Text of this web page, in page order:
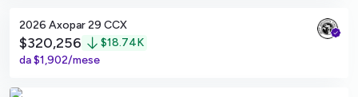
2026 Axopar 29 CCX
$320,256 $18.74K
da$1,902/mese
San Diego, California